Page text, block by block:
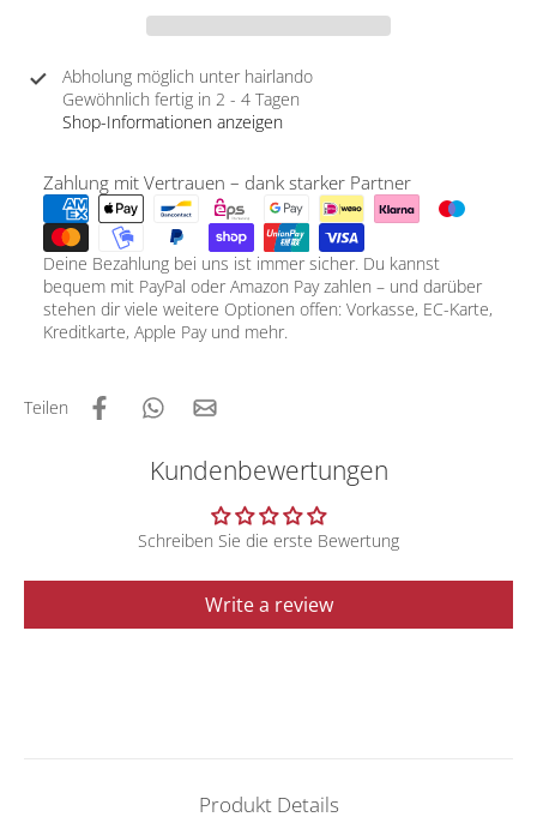
Abholung möglich unter hairlando
Gewöhnlich fertig in 2 - 4 Tagen
Shop-Informationen anzeigen
Zahlung mit Vertrauen – dank starker Partner
Deine Bezahlung bei uns ist immer sicher. Du kannst
bequem mit PayPal oder Amazon Pay zahlen – und darüber
stehen dir viele weitere Optionen offen: Vorkasse, EC-Karte,
Kreditkarte, Apple Pay und mehr.
Teilen
Kundenbewertungen
Schreiben Sie die erste Bewertung
Write a review
Produkt Details